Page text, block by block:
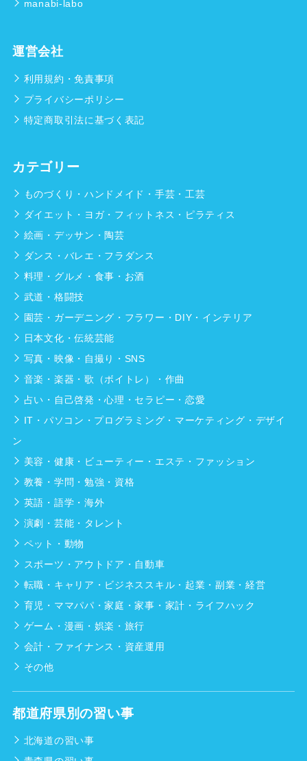
manabi-labo
運営会社
利用規約・免責事項
プライバシーポリシー
特定商取引法に基づく表記
カテゴリー
ものづくり・ハンドメイド・手芸・工芸
ダイエット・ヨガ・フィットネス・ピラティス
絵画・デッサン・陶芸
ダンス・バレエ・フラダンス
料理・グルメ・食事・お酒
武道・格闘技
園芸・ガーデニング・フラワー・DIY・インテリア
日本文化・伝統芸能
写真・映像・自撮り・SNS
音楽・楽器・歌（ボイトレ）・作曲
占い・自己啓発・心理・セラピー・恋愛
IT・パソコン・プログラミング・マーケティング・デザイ
ン
美容・健康・ビューティー・エステ・ファッション
教養・学問・勉強・資格
英語・語学・海外
演劇・芸能・タレント
ペット・動物
スポーツ・アウトドア・自動車
転職・キャリア・ビジネススキル・起業・副業・経営
育児・ママパパ・家庭・家事・家計・ライフハック
ゲーム・漫画・娯楽・旅行
会計・ファイナンス・資産運用
その他
都道府県別の習い事
北海道の習い事